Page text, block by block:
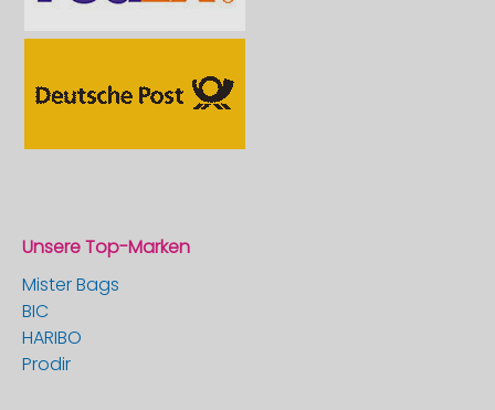
Unsere Top-Marken
Mister Bags
BIC
HARIBO
Prodir